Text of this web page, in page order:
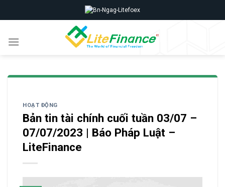
to
HOẠT ĐỘNG
Bản tin tài chính cuối tuần 03/07 –
07/07/2023 | Báo Pháp Luật –
LiteFinance